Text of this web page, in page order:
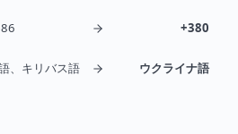
+380
、キリバス語 ウクライナ語